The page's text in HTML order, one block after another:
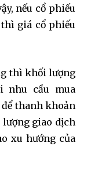
nếu cổ phiếu
giá cổ phiếu
thì khối lượng
nhu cầu mua
thanh khoản
lượng giao dịch
xu hướng của